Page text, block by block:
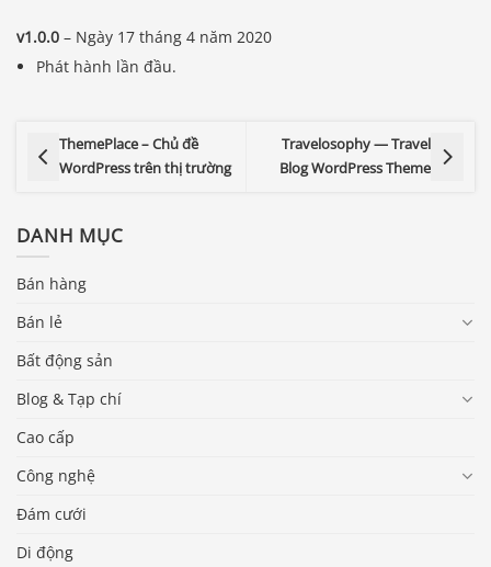
v1.0.0 – Ngày 17 tháng 4 năm 2020
Phát hành lần đầu.
ThemePlace – Chủ đề
WordPress trên thị trường
Travelosophy — Travel
Blog WordPress Theme
DANH MỤC
Bán hàng
Bán lẻ
Bất động sản
Blog & Tạp chí
Cao cấp
Công nghệ
Đám cưới
Di động